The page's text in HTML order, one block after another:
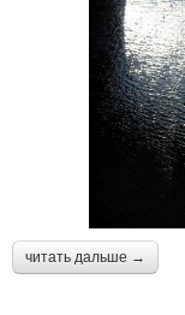
читать дальше →